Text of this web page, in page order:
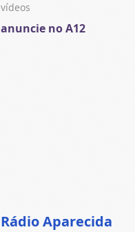
vídeos
anuncie no A12
Rádio Aparecida